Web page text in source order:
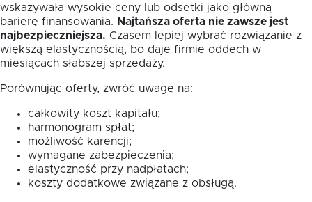
wskazywała wysokie ceny lub odsetki jako główną
barierę finansowania. Najtańsza oferta nie zawsze jest
najbezpieczniejsza. Czasem lepiej wybrać rozwiązanie z
większą elastycznością, bo daje firmie oddech w
miesiącach słabszej sprzedaży.
Porównując oferty, zwróć uwagę na:
całkowity koszt kapitału;
harmonogram spłat;
możliwość karencji;
wymagane zabezpieczenia;
elastyczność przy nadpłatach;
koszty dodatkowe związane z obsługą.